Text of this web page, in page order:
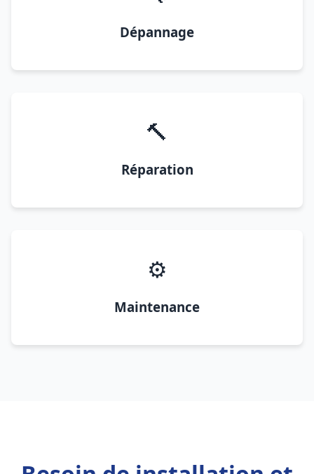
Dépannage
🔨
Réparation
⚙️
Maintenance